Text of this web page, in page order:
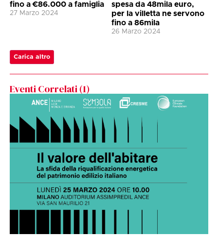
fino a €86.000 a famiglia
27 Marzo 2024
spesa da 48mila euro,
per la villetta ne servono
fino a 86mila
26 Marzo 2024
Carica altro
Eventi Correlati (1)